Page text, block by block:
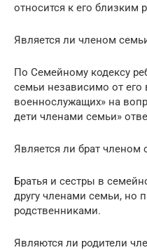
относится к его близким
Является ли членом
По Семейному кодексу
семьи независимо от его
военнослужащих» на
дети членами семьи»
Является ли брат членом
Братья и сестры в
другу членами семьи, но
родственниками.
Являются ли родители